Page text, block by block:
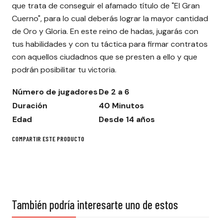
que trata de conseguir el afamado título de "El Gran
Cuerno", para lo cual deberás lograr la mayor cantidad
de Oro y Gloria. En este reino de hadas, jugarás con
tus habilidades y con tu táctica para firmar contratos
con aquellos ciudadnos que se presten a ello y que
podrán posibilitar tu victoria.
Número de jugadoresDe 2 a 6
Duración
40 Minutos
Edad
Desde 14 años
COMPARTIR ESTE PRODUCTO
También podría interesarte uno de estos